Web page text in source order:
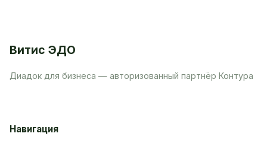
Витис ЭДО
Диадок для бизнеса — авторизованный партнёр Контура
Навигация